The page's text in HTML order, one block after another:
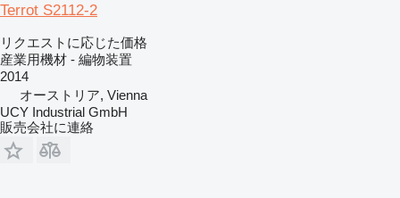
Terrot S2112-2
リクエストに応じた価格
産業用機材 - 編物装置
2014
オーストリア, Vienna
UCY Industrial GmbH
販売会社に連絡